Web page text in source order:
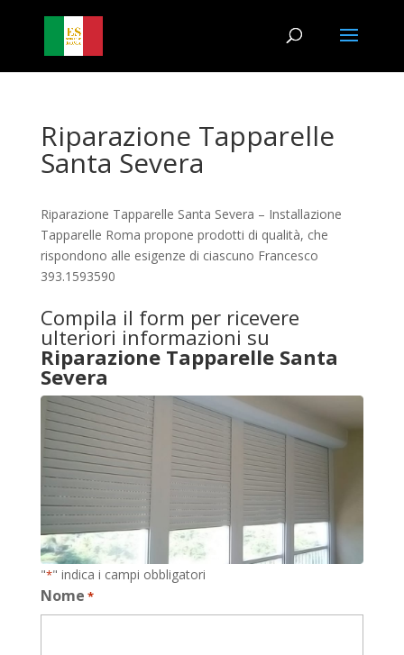
Riparazione Tapparelle
Santa Severa
Riparazione Tapparelle Santa Severa – Installazione
Tapparelle Roma propone prodotti di qualità, che
rispondono alle esigenze di ciascuno Francesco
393.1593590
Compila il form per ricevere
ulteriori informazioni su
Riparazione Tapparelle Santa
Severa
"*" indica i campi obbligatori
Nome *